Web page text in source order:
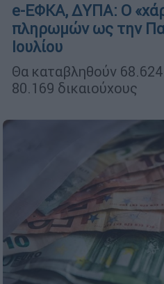
e-ΕΦΚΑ, ΔΥΠΑ: Ο
πληρωμών ως την
Ιουλίου
Θα καταβληθούν
80.169 δικαιούχους